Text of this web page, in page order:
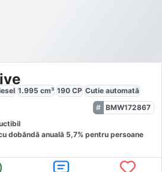
1.995 cm³ 190 CP Cutie automată
BMW172867
dobăndă anuală 5,7% pentru persoane